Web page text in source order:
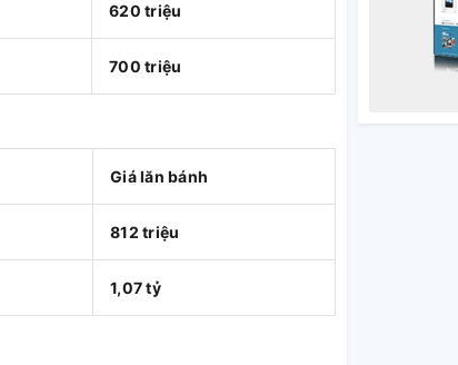
620 triệu
700 triệu
Giá lăn bánh
812 triệu
1,07 tỷ